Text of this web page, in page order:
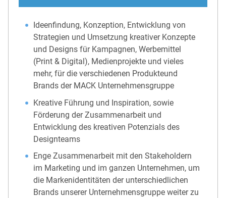
Ideenfindung, Konzeption, Entwicklung von
Strategien und Umsetzung kreativer Konzepte
und Designs für Kampagnen, Werbemittel
(Print & Digital), Medienprojekte und vieles
mehr, für die verschiedenen Produkteund
Brands der MACK Unternehmensgruppe
Kreative Führung und Inspiration, sowie
Förderung der Zusammenarbeit und
Entwicklung des kreativen Potenzials des
Designteams
Enge Zusammenarbeit mit den Stakeholdern
im Marketing und im ganzen Unternehmen, um
die Markenidentitäten der unterschiedlichen
Brands unserer Unternehmensgruppe weiter zu